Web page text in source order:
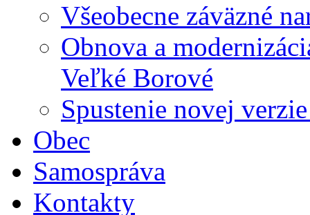
Všeobecne záväzné
Obnova a
Veľké Borové
Spustenie novej
Obec
Samospráva
Kontakty